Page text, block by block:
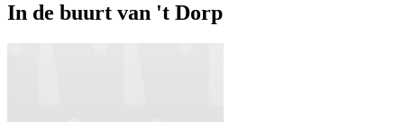
In de buurt van 't Dorp